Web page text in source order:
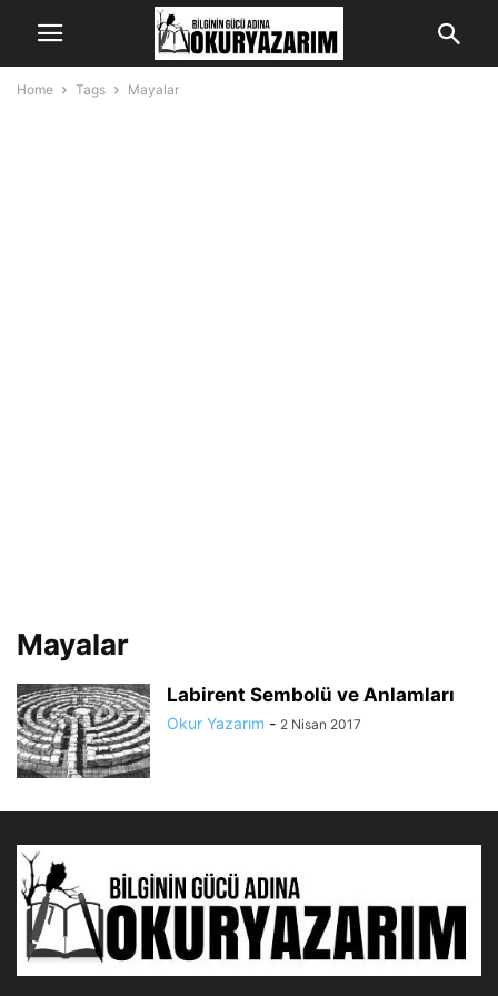
Home Tags Mayalar
Mayalar
Labirent Sembolü ve Anlamları
Okur Yazarım - 2 Nisan 2017